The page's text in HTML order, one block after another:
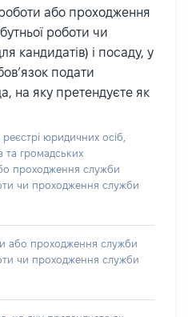
або проходження
роботи чи
кандидатів) і посаду, у
подати
на яку претендуєте як
юридичних осіб,
та громадських
проходження служби
чи проходження служби
або проходження служби
чи проходження служби